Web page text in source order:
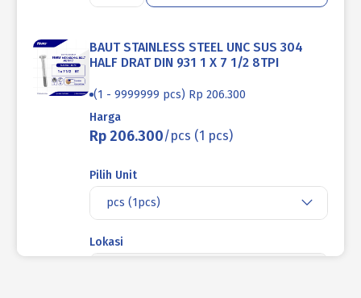
BAUT STAINLESS STEEL UNC SUS 304
HALF DRAT DIN 931 1 X 7 1/2 8TPI
(1 - 9999999 pcs) Rp 206.300
Harga
Rp 206.300/pcs (1 pcs)
Pilih Unit
pcs (1pcs)
Lokasi